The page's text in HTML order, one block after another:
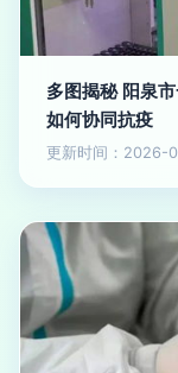
多图揭秘 阳泉
如何协同抗疫
更新时间：2026-